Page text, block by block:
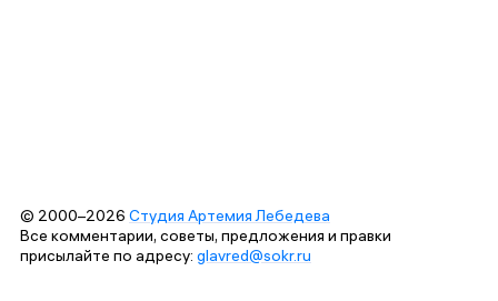
© 2000–2026 Студия Артемия Лебедева
Все комментарии, советы, предложения и правки
присылайте по адресу: glavred@sokr.ru